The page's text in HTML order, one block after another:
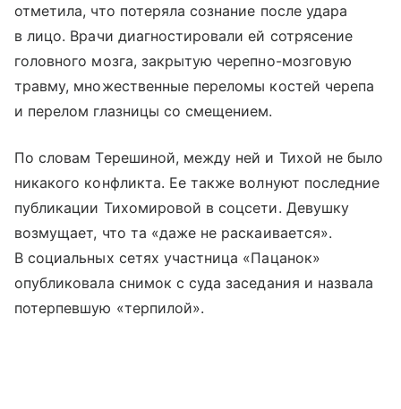
отметила, что потеряла сознание после удара
в лицо. Врачи диагностировали ей сотрясение
головного мозга, закрытую черепно-мозговую
травму, множественные переломы костей черепа
и перелом глазницы со смещением.
По словам Терешиной, между ней и Тихой не было
никакого конфликта. Ее также волнуют последние
публикации Тихомировой в соцсети. Девушку
возмущает, что та «даже не раскаивается».
В социальных сетях участница «Пацанок»
опубликовала снимок с суда заседания и назвала
потерпевшую «терпилой».